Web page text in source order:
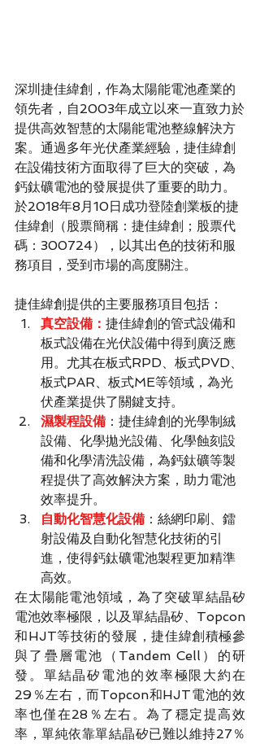
深圳捷佳緯創，作為太陽能電池產業的
領先者，自2003年成立以來一直致力於
提供高效智慧的太陽能電池整線解決方
案。通過多年光伏產業經驗，捷佳緯創
在設備技術方面取得了巨大的突破，為
鈣鈦礦電池的發展提供了重要的助力。
於2018年8月10日成功登陸創業板的捷
佳緯創（股票簡稱：捷佳緯創；股票代
碼：300724），以其出色的技術和服
務項目，受到市場的高度關注。
捷佳緯創提供的主要服務項目包括：
真空設備： 捷佳緯創的管式設備和
板式設備在光伏設備中得到廣泛應
用。尤其在板式RPD、板式PVD、
板式PAR、板式ME等領域，為光
伏產業提供了關鍵支持。
濕製程設備 ：捷佳緯創的光學制絨
設備、化學拋光設備、化學蝕刻設
備和化學清洗設備，為鈣鈦礦等製
程提供了高效解決方案，助力電池
效率提升。
自動化智慧化設備 ：絲網印刷、鐳
射設備及自動化智慧化技術的引
進，使得鈣鈦礦電池製程更加精準
高效。
在太陽能電池領域，為了突破單結晶矽
電池效率極限，以及單結晶矽、Topcon
和HJT等技術的發展，捷佳緯創積極參
與了疊層電池（Tandem Cell）的研
發。單結晶矽電池的效率極限大約在
29％左右，而Topcon和HJT電池的效
率也僅在28％左右。為了穩定提高效
率，單純依靠單結晶矽已難以維持27％